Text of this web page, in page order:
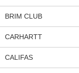
BRIM CLUB
CARHARTT
CALIFAS